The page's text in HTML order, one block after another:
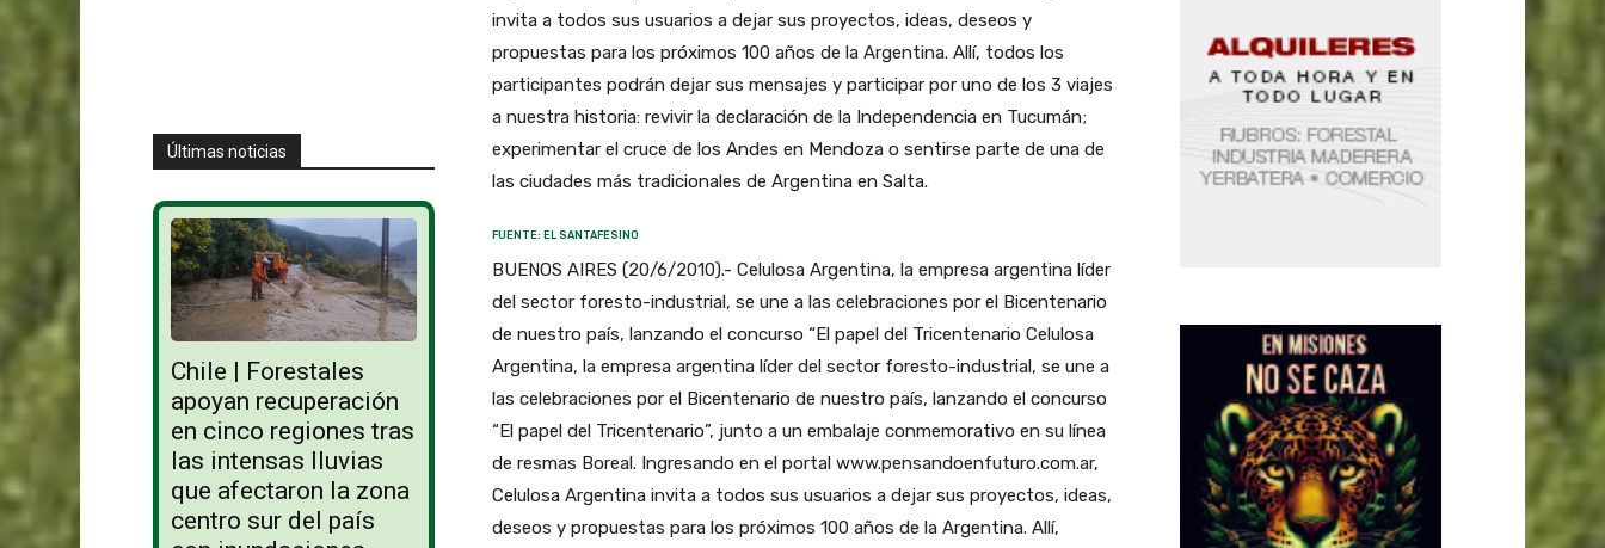
Últimas noticias
Chile | Forestales
apoyan recuperación
en cinco regiones tras
las intensas lluvias
que afectaron la zona
centro sur del país
invita a todos sus usuarios a dejar sus proyectos, ideas, deseos y
propuestas para los próximos 100 años de la Argentina. Allí, todos los
participantes podrán dejar sus mensajes y participar por uno de los 3 viajes
a nuestra historia: revivir la declaración de la Independencia en Tucumán;
experimentar el cruce de los Andes en Mendoza o sentirse parte de una de
las ciudades más tradicionales de Argentina en Salta.
FUENTE: EL SANTAFESINO
BUENOS AIRES (20/6/2010).- Celulosa Argentina, la empresa argentina líder
del sector foresto-industrial, se une a las celebraciones por el Bicentenario
de nuestro país, lanzando el concurso “El papel del Tricentenario Celulosa
Argentina, la empresa argentina líder del sector foresto-industrial, se une a
las celebraciones por el Bicentenario de nuestro país, lanzando el concurso
“El papel del Tricentenario”, junto a un embalaje conmemorativo en su línea
de resmas Boreal. Ingresando en el portal www.pensandoenfuturo.com.ar,
Celulosa Argentina invita a todos sus usuarios a dejar sus proyectos, ideas,
deseos y propuestas para los próximos 100 años de la Argentina. Allí,